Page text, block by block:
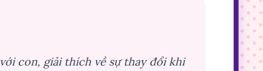
con, giải thích về sự thay đổi khi